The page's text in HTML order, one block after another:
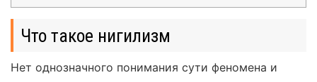
Что такое нигилизм
Нет однозначного понимания сути феномена и